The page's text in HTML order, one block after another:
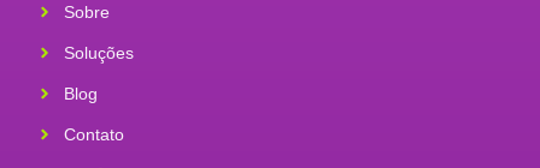
Sobre
Soluções
Blog
Contato